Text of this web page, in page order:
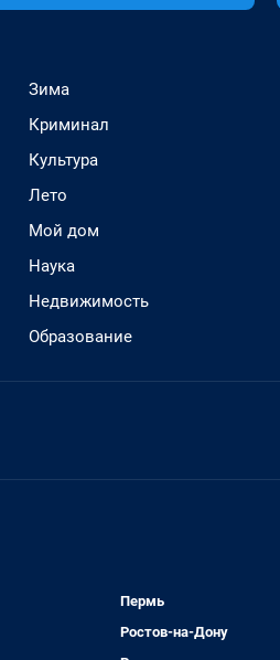
Зима
Криминал
Культура
Лето
Мой дом
Наука
Недвижимость
Образование
Пермь
Ростов-на-Дону